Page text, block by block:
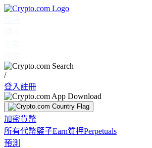
/
登入註冊
加密貨幣
所有代幣籃子Earn質押Perpetuals
預測